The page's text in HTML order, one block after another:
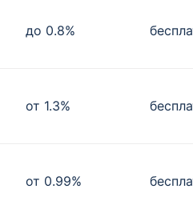
до 0.8%
от 1.3%
от 0.99%